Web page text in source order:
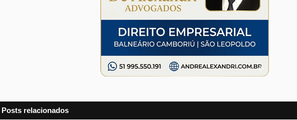
Posts relacionados